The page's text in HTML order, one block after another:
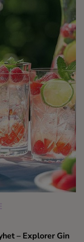
– Explorer Gin